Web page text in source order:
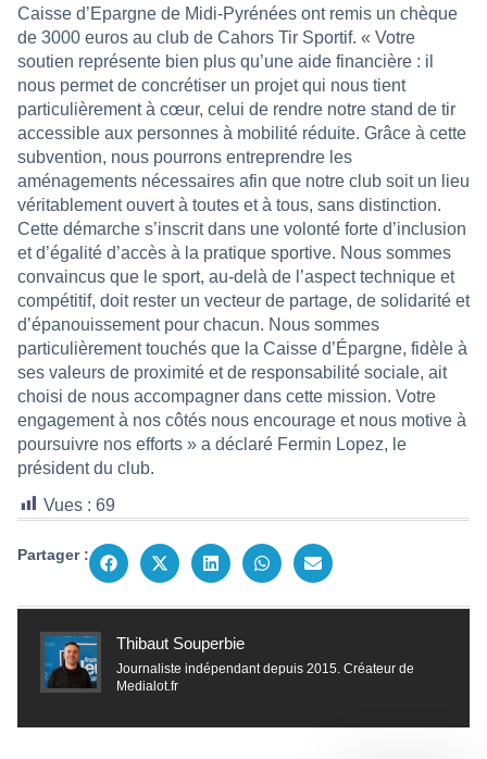
Caisse d’Epargne de Midi-Pyrénées ont remis un chèque
de 3000 euros au club de Cahors Tir Sportif. « Votre
soutien représente bien plus qu’une aide financière : il
nous permet de concrétiser un projet qui nous tient
particulièrement à cœur, celui de rendre notre stand de tir
accessible aux personnes à mobilité réduite. Grâce à cette
subvention, nous pourrons entreprendre les
aménagements nécessaires afin que notre club soit un lieu
véritablement ouvert à toutes et à tous, sans distinction.
Cette démarche s’inscrit dans une volonté forte d’inclusion
et d’égalité d’accès à la pratique sportive. Nous sommes
convaincus que le sport, au-delà de l’aspect technique et
compétitif, doit rester un vecteur de partage, de solidarité et
d’épanouissement pour chacun. Nous sommes
particulièrement touchés que la Caisse d’Épargne, fidèle à
ses valeurs de proximité et de responsabilité sociale, ait
choisi de nous accompagner dans cette mission. Votre
engagement à nos côtés nous encourage et nous motive à
poursuivre nos efforts » a déclaré Fermin Lopez, le
président du club.
Vues : 69
Partager :
Thibaut Souperbie
Journaliste indépendant depuis 2015. Créateur de
Medialot.fr